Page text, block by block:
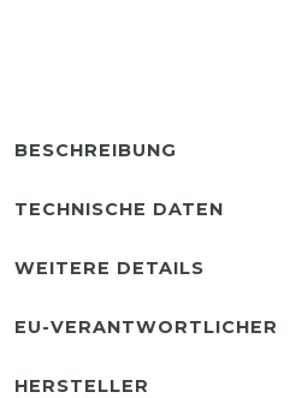
BESCHREIBUNG
TECHNISCHE DATEN
WEITERE DETAILS
EU-VERANTWORTLICHER
HERSTELLER